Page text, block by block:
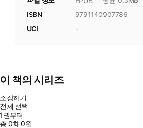
ISBN
9791140907786
UCI
-
이 책의 시리즈
소장하기
전체 선택
1권부터
총0화0원